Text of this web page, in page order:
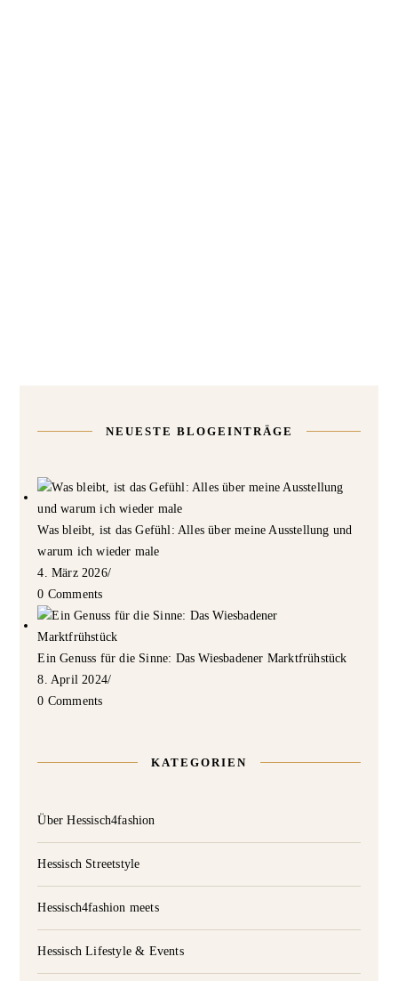
NEUESTE BLOGEINTRÄGE
Was bleibt, ist das Gefühl: Alles über meine Ausstellung und
warum ich wieder male
4. März 2026/
0 Comments
Ein Genuss für die Sinne: Das Wiesbadener Marktfrühstück
8. April 2024/
0 Comments
KATEGORIEN
Über Hessisch4fashion
Hessisch Streetstyle
Hessisch4fashion meets
Hessisch Lifestyle & Events